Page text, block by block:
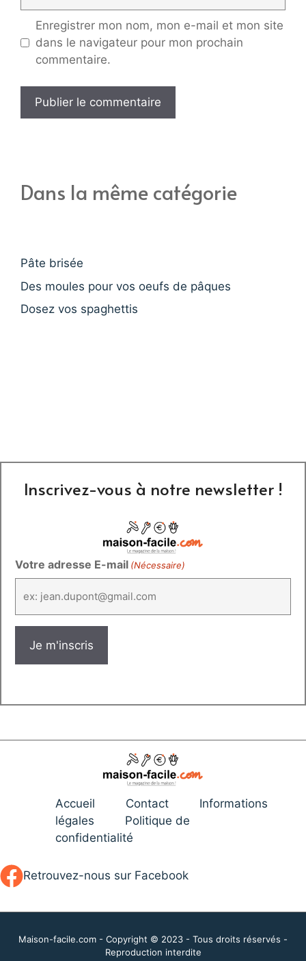
Enregistrer mon nom, mon e-mail et mon site
dans le navigateur pour mon prochain
commentaire.
Dans la même catégorie
Pâte brisée
Des moules pour vos oeufs de pâques
Dosez vos spaghettis
Inscrivez-vous à notre newsletter !
Votre adresse E-mail (Nécessaire)
Accueil Contact
Informations
légales
Politique de
confidentialité
Retrouvez-nous sur Facebook
Maison-facile.com - Copyright © 2023 - Tous droits réservés -
Reproduction interdite